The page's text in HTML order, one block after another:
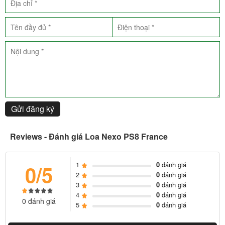
hưởng trong thùng loa của gỗ đặc. Kết hợp với lớp sơn bóng chống
nước của Nexo rất phù hợp với thời tiết nóng ẩm của Việt Nam.
Gửi đăng ký
Reviews - Đánh giá Loa Nexo PS8 France
0/5
0 đánh giá
1 0đánh giá
2
0đánh giá
3
0đánh giá
4
0đánh giá
5
0đánh giá